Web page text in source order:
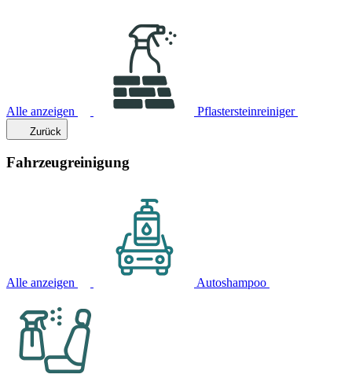
Alle anzeigen Pflastersteinreiniger
Zurück
Fahrzeugreinigung
Alle anzeigen Autoshampoo